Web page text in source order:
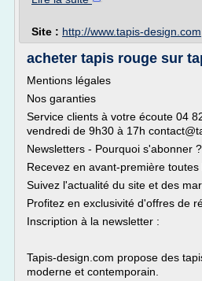
Site : http://www.tapis-design.com
acheter tapis rouge sur
Mentions légales
Nos garanties
Service clients à votre écoute 04
vendredi de 9h30 à 17h
Newsletters - Pourquoi s'abonner ?
Recevez en avant-première
Suivez l'actualité du site et des
Profitez en exclusivité d'offres de
Inscription à la newsletter :
Tapis-design.com propose des
moderne et contemporain.